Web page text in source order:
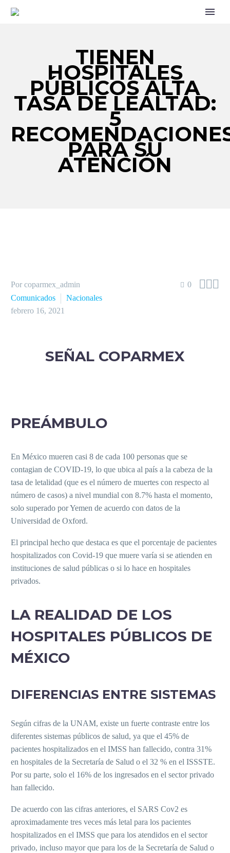
TIENEN
HOSPITALES
PÚBLICOS ALTA
TASA DE LEALTAD:
5
PARA SU
ATENCIÓN
0 
Por coparmex_admin
Comunicados
Nacionales
febrero 16, 2021
SEÑAL COPARMEX
PREÁMBULO
En México mueren casi 8 de cada 100 personas que se
contagian de COVID-19, lo que ubica al país a la cabeza de la
tasa de letalidad (que es el número de muertes con respecto al
número de casos) a nivel mundial con 8.7% hasta el momento,
solo superado por Yemen de acuerdo con datos de la
Universidad de Oxford.
El principal hecho que destaca es que el porcentaje de pacientes
hospitalizados con Covid-19 que muere varía si se atienden en
instituciones de salud públicas o si lo hace en hospitales
privados.
LA REALIDAD DE LOS
HOSPITALES PÚBLICOS DE
MÉXICO
DIFERENCIAS ENTRE SISTEMAS
Según cifras de la UNAM, existe un fuerte contraste entre los
diferentes sistemas públicos de salud, ya que el 45% de
pacientes hospitalizados en el IMSS han fallecido, contra 31%
en hospitales de la Secretaría de Salud o el 32 % en el ISSSTE.
Por su parte, solo el 16% de los ingresados en el sector privado
han fallecido.
De acuerdo con las cifras anteriores, el SARS Cov2 es
aproximadamente tres veces más letal para los pacientes
hospitalizados en el IMSS que para los atendidos en el sector
privado, incluso mayor que para los de la Secretaría de Salud o